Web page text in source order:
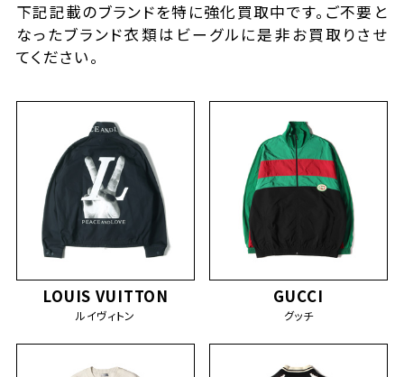
下記記載のブランドを特に強化買取中です。ご不要と
なったブランド衣類はビーグルに是非お買取りさせ
てください。
LOUIS VUITTON
ルイヴィトン
GUCCI
グッチ